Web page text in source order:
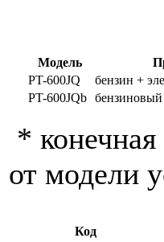
Модель
PT-600JQ
бензин +
PT-600JQb
бензиновый
* конечная
от модели
Код